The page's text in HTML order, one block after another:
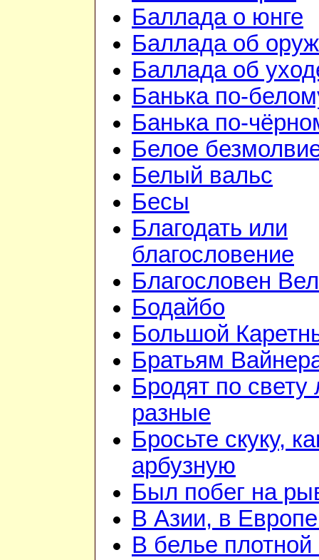
Баллада о юнге
Баллада об
Баллада об
Банька по-
Банька по-
Белое
Белый вальс
Бесы
Благодать или
благословение
Благословен
Бодайбо
Большой
Братьям
Бродят по свету
разные
Бросьте скуку,
арбузную
Был побег на
В Азии, в
В белье плотной